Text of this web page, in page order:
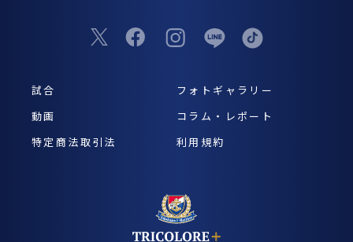
試合
フォトギャラリー
動画
コラム・レポート
特定商法取引法
利用規約